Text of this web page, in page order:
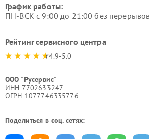
График работы:
ПН-ВСК с 9:00 до 21:00 без
Рейтинг сервисного центра
4.9-5.0
ООО "Русервис"
ИНН 7702633247
ОГРН 1077746335776
Поделиться в соц. сетях: